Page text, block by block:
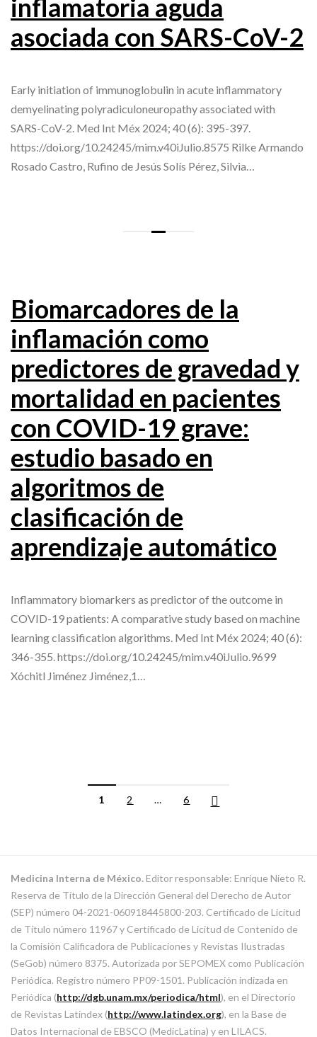
inflamatoria aguda
asociada con SARS-CoV-2
Early initiation of immunoglobulin in acute inflammatory
demyelinating polyradiculoneuropathy associated with
SARS-CoV-2. Med Int Méx 2024; 40 (6): 395-397.
https://doi.org/10.24245/mim.v40iJulio.8575 Rilke Armando
Rosado Castro, Rufino de Jesús Solís Pérez, Silvia…
Biomarcadores de la
inflamación como
predictores de gravedad y
mortalidad en pacientes
con COVID-19 grave:
estudio basado en
algoritmos de
clasificación de
aprendizaje automático
Inflammatory biomarkers as predictor of the outcome in
COVID-19 patients: A comparative study based on machine
learning classification algorithms. Med Int Méx 2024; 40 (6):
346-355. https://doi.org/10.24245/mim.v40iJulio.9699
Xóchitl Jiménez Jiménez,1…
1 2 … 6
Medicina Interna de México.Editor responsable: Enrique Nieto R.
Reserva de Título de la Dirección General del Derecho de Autor
(SEP) número 04-2021-060918445800-203. Certificado de Licitud
de Título número 11967 y Certificado de Licitud de Contenido de
la Comisión Calificadora de Publicaciones y Revistas Ilustradas
(SeGob) número 8375. Autorizada por SEPOMEX como Publicación
Periódica. Registro número PP09-1501. Publicación indizada en
Periódica (http://dgb.unam.mx/periodica/html), en el Directorio
de Revistas Latindex (http://www.latindex.org), en la Base de
Datos Internacional de EBSCO (MedicLatina) y en LILACS.